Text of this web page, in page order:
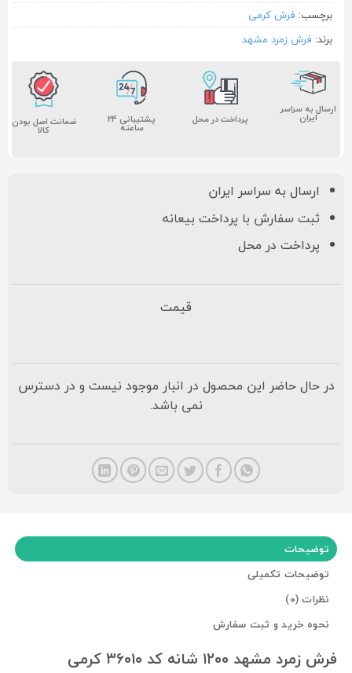
برچسب: فرش کرمی
برند: فرش زمرد مشهد
ارسال به سراسر
ایران پرداخت در محل پشتیبانی ۲۴
ساعته ضمانت اصل بودن
کالا
ارسال به سراسر ایران
ثبت سفارش با پرداخت بیعانه
پرداخت در محل
قیمت
در حال حاضر این محصول در انبار موجود نیست و در دسترس
نمی باشد.
توضیحات
توضیحات تکمیلی
نظرات (0)
نحوه خرید و ثبت سفارش
فرش زمرد مشهد ۱۲۰۰ شانه کد ۳۶۰۱۰ کرمی